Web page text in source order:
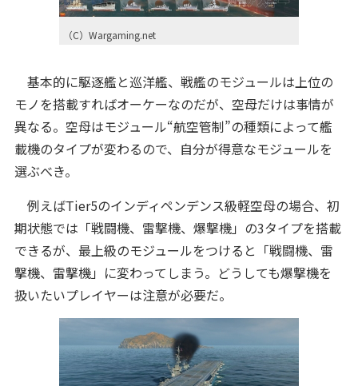
（C）Wargaming.net
基本的に駆逐艦と巡洋艦、戦艦のモジュールは上位の
モノを搭載すればオーケーなのだが、空母だけは事情が
異なる。空母はモジュール“航空管制”の種類によって艦
載機のタイプが変わるので、自分が得意なモジュールを
選ぶべき。
例えばTier5のインディペンデンス級軽空母の場合、初
期状態では「戦闘機、雷撃機、爆撃機」の3タイプを搭載
できるが、最上級のモジュールをつけると「戦闘機、雷
撃機、雷撃機」に変わってしまう。どうしても爆撃機を
扱いたいプレイヤーは注意が必要だ。